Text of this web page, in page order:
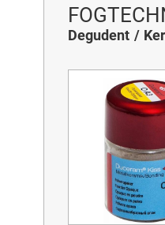
Degudent